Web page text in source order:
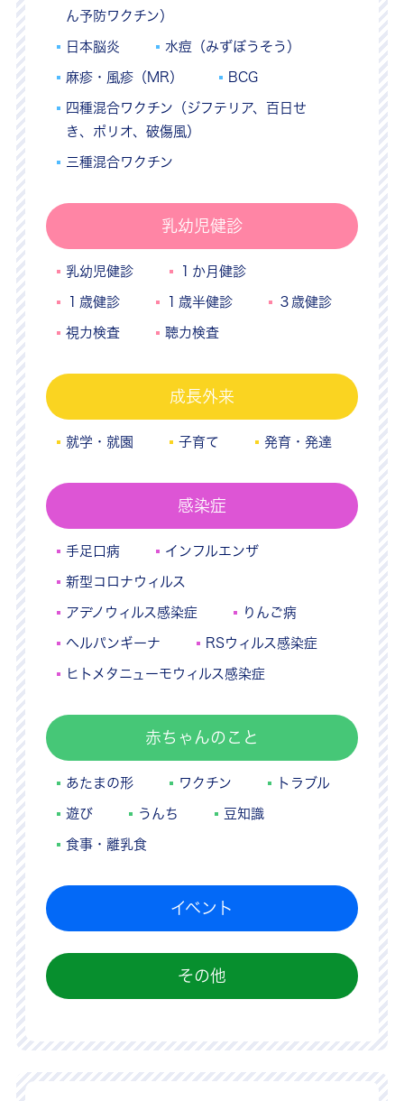
ん予防ワクチン）
日本脳炎 水痘（みずぼうそう）
麻疹・風疹（MR） BCG
四種混合ワクチン（ジフテリア、百日せ
き、ポリオ、破傷風）
三種混合ワクチン
乳幼児健診
乳幼児健診 １か月健診
１歳健診 １歳半健診 ３歳健診
視力検査 聴力検査
成長外来
就学・就園 子育て 発育・発達
感染症
手足口病 インフルエンザ
新型コロナウィルス
アデノウィルス感染症 りんご病
ヘルパンギーナ RSウィルス感染症
ヒトメタニューモウィルス感染症
赤ちゃんのこと
あたまの形 ワクチン トラブル
遊び うんち 豆知識
食事・離乳食
イベント
その他